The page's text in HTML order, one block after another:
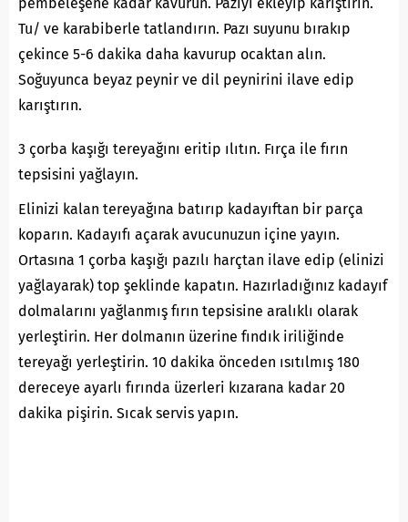
Tu/ ve karabiberle tatlandırın. Pazı suyunu bırakıp
çekince 5-6 dakika daha kavurup ocaktan alın.
Soğuyunca beyaz peynir ve dil peynirini ilave edip
karıştırın.
3 çorba kaşığı tereyağını eritip ılıtın. Fırça ile fırın
tepsisini yağlayın.
Elinizi kalan tereyağına batırıp kadayıftan bir parça
koparın. Kadayıfı açarak avucunuzun içine yayın.
Ortasına 1 çorba kaşığı pazılı harçtan ilave edip (elinizi
yağlayarak) top şeklinde kapatın. Hazırladığınız kadayıf
dolmalarını yağlanmış fırın tepsisine aralıklı olarak
yerleştirin. Her dolmanın üzerine fındık iriliğinde
tereyağı yerleştirin. 10 dakika önceden ısıtılmış 180
dereceye ayarlı fırında üzerleri kızarana kadar 20
dakika pişirin. Sıcak servis yapın.